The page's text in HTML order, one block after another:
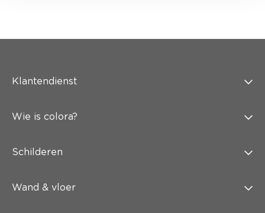
Klantendienst
Wie is colora?
Schilderen
Wand & vloer